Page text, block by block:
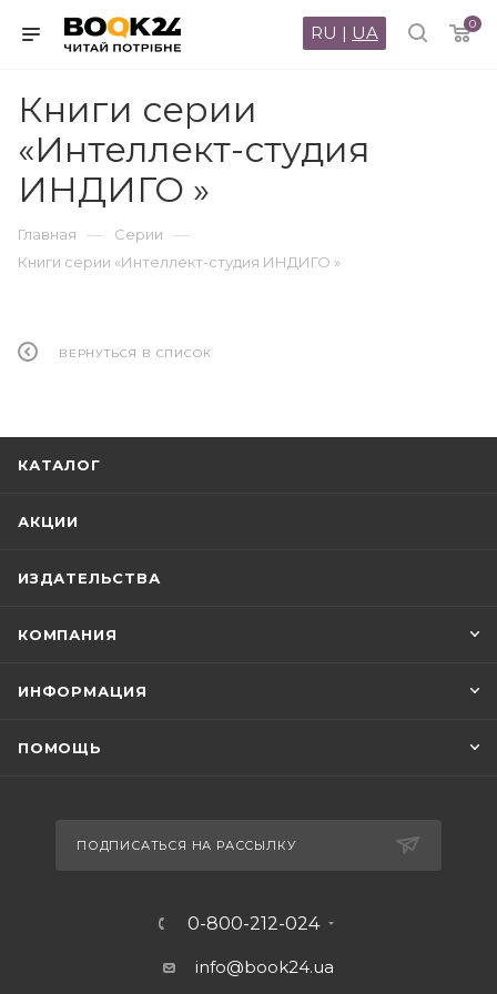
0
RU | UA
Книги серии
«Интеллект-студия
ИНДИГО »
Главная — Серии —
Книги серии «Интеллект-студия ИНДИГО »
ВЕРНУТЬСЯ В СПИСОК
КАТАЛОГ
АКЦИИ
ИЗДАТЕЛЬСТВА
КОМПАНИЯ
ИНФОРМАЦИЯ
ПОМОЩЬ
ПОДПИСАТЬСЯ НА РАССЫЛКУ
0-800-212-024
info@book24.ua